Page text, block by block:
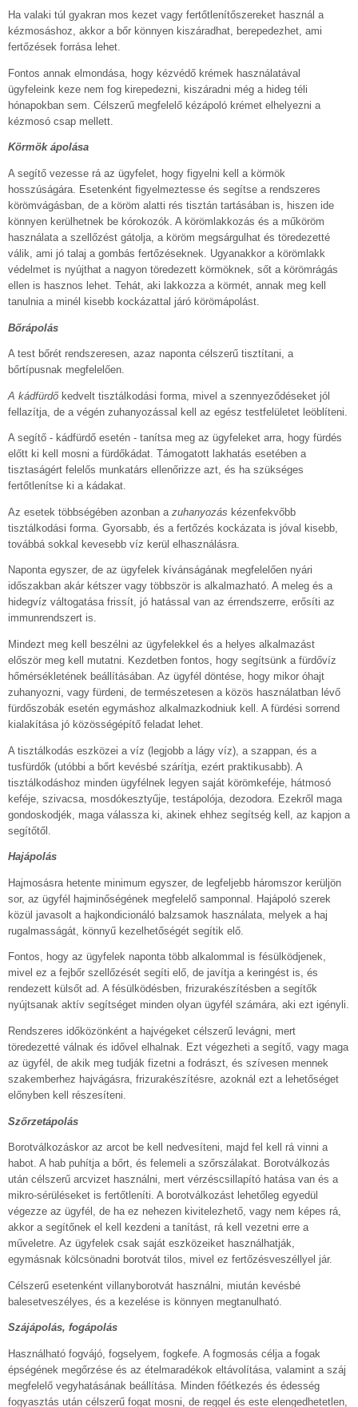
Ha valaki túl gyakran mos kezet vagy fertőtlenítőszereket használ a
kézmosáshoz, akkor a bőr könnyen kiszáradhat, berepedezhet, ami
fertőzések forrása lehet.
Fontos annak elmondása, hogy kézvédő krémek használatával
ügyfeleink keze nem fog kirepedezni, kiszáradni még a hideg téli
hónapokban sem. Célszerű megfelelő kézápoló krémet elhelyezni a
kézmosó csap mellett.
Körmök ápolása
A segítő vezesse rá az ügyfelet, hogy figyelni kell a körmök
hosszúságára. Esetenként figyelmeztesse és segítse a rendszeres
körömvágásban, de a köröm alatti rés tisztán tartásában is, hiszen ide
könnyen kerülhetnek be kórokozók. A körömlakkozás és a műköröm
használata a szellőzést gátolja, a köröm megsárgulhat és töredezetté
válik, ami jó talaj a gombás fertőzéseknek. Ugyanakkor a körömlakk
védelmet is nyújthat a nagyon töredezett körmöknek, sőt a körömrágás
ellen is hasznos lehet. Tehát, aki lakkozza a körmét, annak meg kell
tanulnia a minél kisebb kockázattal járó körömápolást.
Bőrápolás
A test bőrét rendszeresen, azaz naponta célszerű tisztítani, a
bőrtípusnak megfelelően.
A kádfürdő kedvelt tisztálkodási forma, mivel a szennyeződéseket jól
fellazítja, de a végén zuhanyozással kell az egész testfelületet leöblíteni.
A segítő - kádfürdő esetén - tanítsa meg az ügyfeleket arra, hogy fürdés
előtt ki kell mosni a fürdőkádat. Támogatott lakhatás esetében a
tisztaságért felelős munkatárs ellenőrizze azt, és ha szükséges
fertőtlenítse ki a kádakat.
Az esetek többségében azonban a zuhanyozás kézenfekvőbb
tisztálkodási forma. Gyorsabb, és a fertőzés kockázata is jóval kisebb,
továbbá sokkal kevesebb víz kerül elhasználásra.
Naponta egyszer, de az ügyfelek kívánságának megfelelően nyári
időszakban akár kétszer vagy többször is alkalmazható. A meleg és a
hidegvíz váltogatása frissít, jó hatással van az érrendszerre, erősíti az
immunrendszert is.
Mindezt meg kell beszélni az ügyfelekkel és a helyes alkalmazást
először meg kell mutatni. Kezdetben fontos, hogy segítsünk a fürdővíz
hőmérsékletének beállításában. Az ügyfél döntése, hogy mikor óhajt
zuhanyozni, vagy fürdeni, de természetesen a közös használatban lévő
fürdőszobák esetén egymáshoz alkalmazkodniuk kell. A fürdési sorrend
kialakítása jó közösségépítő feladat lehet.
A tisztálkodás eszközei a víz (legjobb a lágy víz), a szappan, és a
tusfürdők (utóbbi a bőrt kevésbé szárítja, ezért praktikusabb). A
tisztálkodáshoz minden ügyfélnek legyen saját körömkeféje, hátmosó
keféje, szivacsa, mosdókesztyűje, testápolója, dezodora. Ezekről maga
gondoskodjék, maga válassza ki, akinek ehhez segítség kell, az kapjon a
segítőtől.
Hajápolás
Hajmosásra hetente minimum egyszer, de legfeljebb háromszor kerüljön
sor, az ügyfél hajminőségének megfelelő samponnal. Hajápoló szerek
közül javasolt a hajkondicionáló balzsamok használata, melyek a haj
rugalmasságát, könnyű kezelhetőségét segítik elő.
Fontos, hogy az ügyfelek naponta több alkalommal is fésülködjenek,
mivel ez a fejbőr szellőzését segíti elő, de javítja a keringést is, és
rendezett külsőt ad. A fésülködésben, frizurakészítésben a segítők
nyújtsanak aktív segítséget minden olyan ügyfél számára, aki ezt igényli.
Rendszeres időközönként a hajvégeket célszerű levágni, mert
töredezetté válnak és idővel elhalnak. Ezt végezheti a segítő, vagy maga
az ügyfél, de akik meg tudják fizetni a fodrászt, és szívesen mennek
szakemberhez hajvágásra, frizurakészítésre, azoknál ezt a lehetőséget
előnyben kell részesíteni.
Szőrzetápolás
Borotválkozáskor az arcot be kell nedvesíteni, majd fel kell rá vinni a
habot. A hab puhítja a bőrt, és felemeli a szőrszálakat. Borotválkozás
után célszerű arcvizet használni, mert vérzéscsillapító hatása van és a
mikro-sérüléseket is fertőtleníti. A borotválkozást lehetőleg egyedül
végezze az ügyfél, de ha ez nehezen kivitelezhető, vagy nem képes rá,
akkor a segítőnek el kell kezdeni a tanítást, rá kell vezetni erre a
műveletre. Az ügyfelek csak saját eszközeiket használhatják,
egymásnak kölcsönadni borotvát tilos, mivel ez fertőzésveszéllyel jár.
Célszerű esetenként villanyborotvát használni, miután kevésbé
balesetveszélyes, és a kezelése is könnyen megtanulható.
Szájápolás, fogápolás
Használható fogvájó, fogselyem, fogkefe. A fogmosás célja a fogak
épségének megőrzése és az ételmaradékok eltávolítása, valamint a száj
megfelelő vegyhatásának beállítása. Minden főétkezés és édesség
fogyasztás után célszerű fogat mosni, de reggel és este elengedhetetlen,